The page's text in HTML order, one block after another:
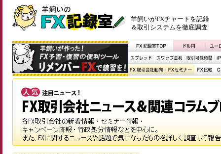
羊飼いがFXチャートを記録
＆取引システムを徹底調査